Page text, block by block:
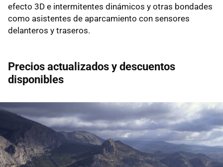
efecto 3D e intermitentes dinámicos y otras bondades
como asistentes de aparcamiento con sensores
delanteros y traseros.
Precios actualizados y descuentos
disponibles